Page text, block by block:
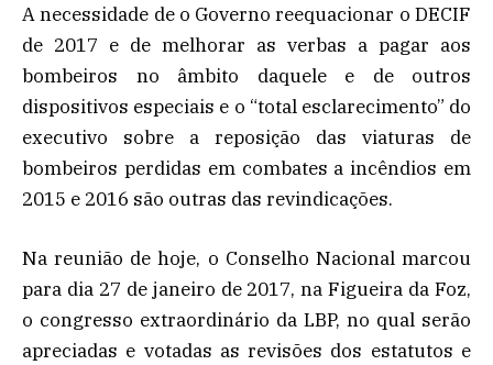
A necessidade de o Governo reequacionar o DECIF
de 2017 e de melhorar as verbas a pagar aos
bombeiros no âmbito daquele e de outros
dispositivos especiais e o “total esclarecimento” do
executivo sobre a reposição das viaturas de
bombeiros perdidas em combates a incêndios em
2015 e 2016 são outras das revindicações.
Na reunião de hoje, o Conselho Nacional marcou
para dia 27 de janeiro de 2017, na Figueira da Foz,
o congresso extraordinário da LBP, no qual serão
apreciadas e votadas as revisões dos estatutos e